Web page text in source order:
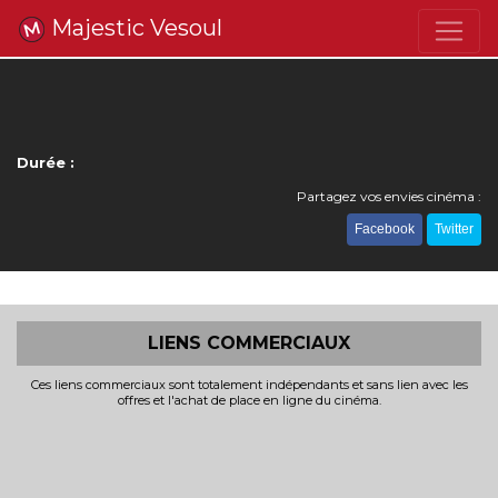
Majestic Vesoul
Durée :
Partagez vos envies cinéma :
Facebook Twitter
LIENS COMMERCIAUX
Ces liens commerciaux sont totalement indépendants et sans lien avec les
offres et l'achat de place en ligne du cinéma.